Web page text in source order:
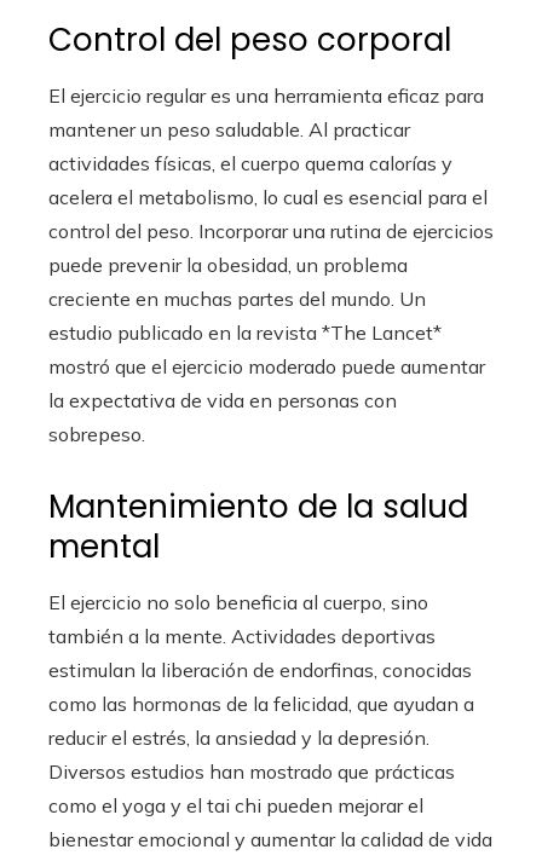
Control del peso corporal
El ejercicio regular es una herramienta eficaz para
mantener un peso saludable. Al practicar
actividades físicas, el cuerpo quema calorías y
acelera el metabolismo, lo cual es esencial para el
control del peso. Incorporar una rutina de ejercicios
puede prevenir la obesidad, un problema
creciente en muchas partes del mundo. Un
estudio publicado en la revista *The Lancet*
mostró que el ejercicio moderado puede aumentar
la expectativa de vida en personas con
sobrepeso.
Mantenimiento de la salud
mental
El ejercicio no solo beneficia al cuerpo, sino
también a la mente. Actividades deportivas
estimulan la liberación de endorfinas, conocidas
como las hormonas de la felicidad, que ayudan a
reducir el estrés, la ansiedad y la depresión.
Diversos estudios han mostrado que prácticas
como el yoga y el tai chi pueden mejorar el
bienestar emocional y aumentar la calidad de vida